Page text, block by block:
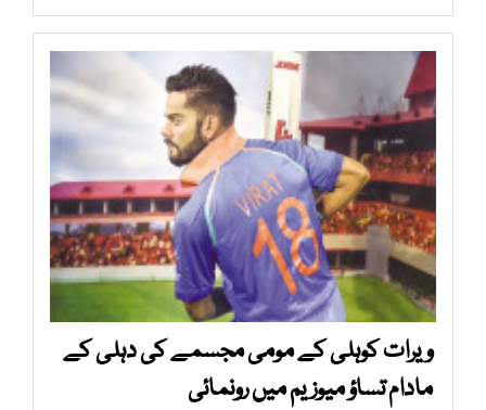
ویرات کوہلی کے مومی مجسمے کی دہلی کے
مادام تساؤ میوزیم میں رونمائی